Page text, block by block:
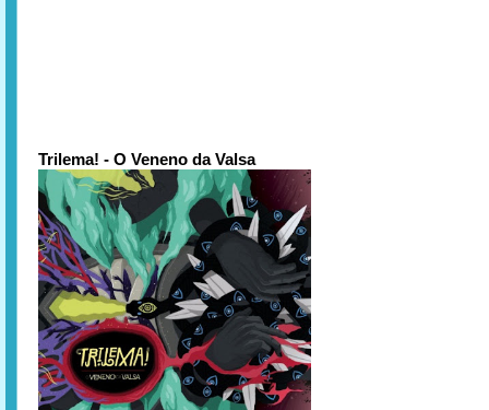
Trilema! - O Veneno da Valsa